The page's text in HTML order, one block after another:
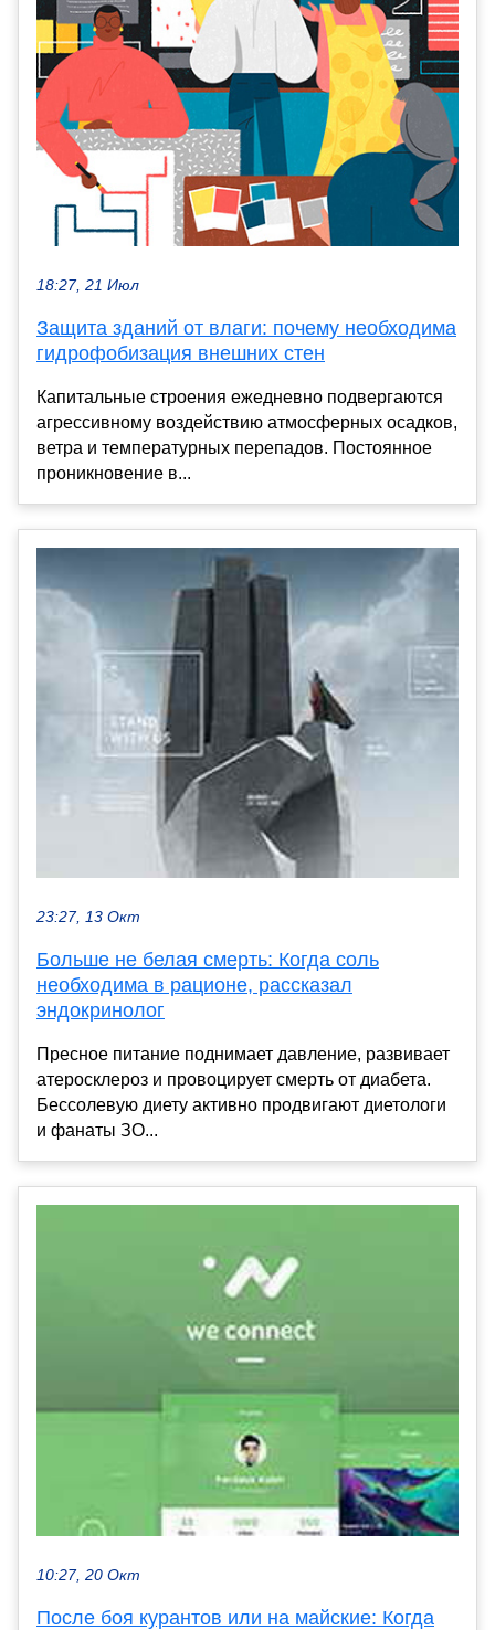
18:27, 21 Июл
Защита зданий от влаги: почему необходима
гидрофобизация внешних стен
Капитальные строения ежедневно подвергаются
агрессивному воздействию атмосферных осадков,
ветра и температурных перепадов. Постоянное
проникновение в...
23:27, 13 Окт
Больше не белая смерть: Когда соль
необходима в рационе, рассказал
эндокринолог
Пресное питание поднимает давление, развивает
атеросклероз и провоцирует смерть от диабета.
Бессолевую диету активно продвигают диетологи
и фанаты ЗО...
10:27, 20 Окт
После боя курантов или на майские: Когда